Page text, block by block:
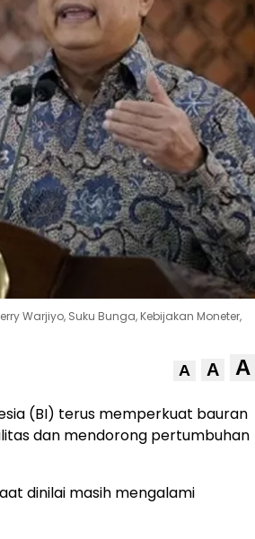
Warjiyo, Suku Bunga, Kebijakan Moneter,
A A A
(BI) terus memperkuat bauran
dan mendorong pertumbuhan
dinilai masih mengalami